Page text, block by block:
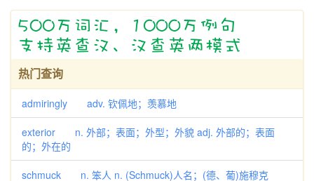
热门查询
admiringly adv. 钦佩地；羡慕地
exterior n. 外部；表面；外型；外貌 adj. 外部的；表面
的；外在的
schmuck n. 笨人 n. (Schmuck)人名；(德、葡)施穆克